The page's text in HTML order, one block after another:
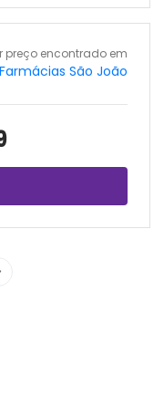
preço encontrado em
Farmácias São João